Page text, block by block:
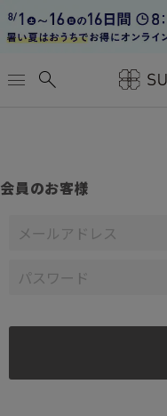
menu search
会員のお客様